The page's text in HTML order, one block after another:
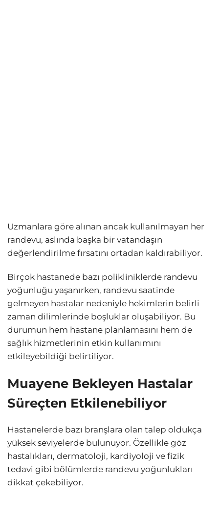
Uzmanlara göre alınan ancak kullanılmayan her
randevu, aslında başka bir vatandaşın
değerlendirilme fırsatını ortadan kaldırabiliyor.
Birçok hastanede bazı polikliniklerde randevu
yoğunluğu yaşanırken, randevu saatinde
gelmeyen hastalar nedeniyle hekimlerin belirli
zaman dilimlerinde boşluklar oluşabiliyor. Bu
durumun hem hastane planlamasını hem de
sağlık hizmetlerinin etkin kullanımını
etkileyebildiği belirtiliyor.
Muayene Bekleyen Hastalar
Süreçten Etkilenebiliyor
Hastanelerde bazı branşlara olan talep oldukça
yüksek seviyelerde bulunuyor. Özellikle göz
hastalıkları, dermatoloji, kardiyoloji ve fizik
tedavi gibi bölümlerde randevu yoğunlukları
dikkat çekebiliyor.